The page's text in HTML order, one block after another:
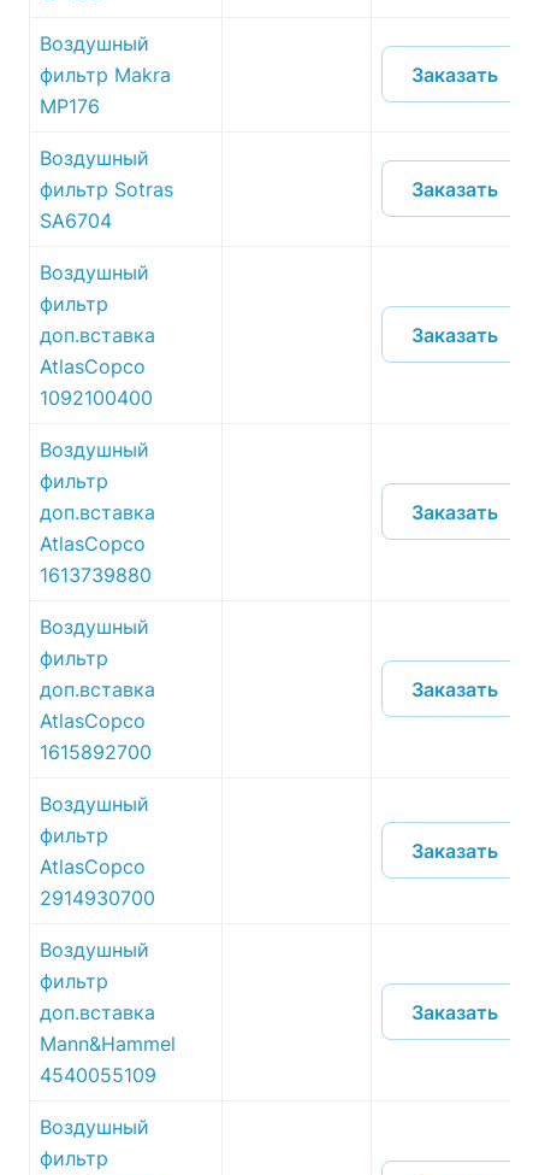
Воздушный
фильтр Makra
MP176
Заказать
Воздушный
фильтр Sotras
SA6704
Заказать
Воздушный
фильтр
доп.вставка
AtlasCopco
1092100400
Заказать
Воздушный
фильтр
доп.вставка
AtlasCopco
1613739880
Заказать
Воздушный
фильтр
доп.вставка
AtlasCopco
1615892700
Заказать
Воздушный
фильтр
AtlasCopco
2914930700
Заказать
Воздушный
фильтр
доп.вставка
Mann&Hammel
4540055109
Заказать
Воздушный
фильтр